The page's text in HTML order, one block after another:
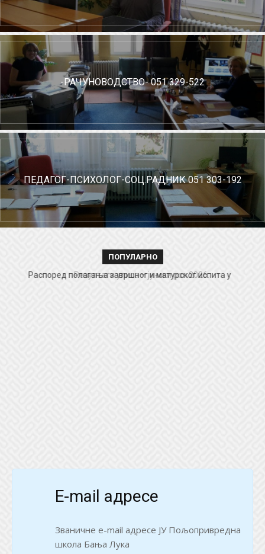
-РАЧУНОВОДСТВО- 051 329-522
ПЕДАГОГ-ПСИХОЛОГ-СОЦ.РАДНИК 051 303-192
ПОПУЛАРНО
Распоред полагања завршног и матурског испита у
Резултати уписа – јунски рок 2026.
E-mail адресе
Званичне e-mail адресе ЈУ Пољопривредна
школа Бања Лука